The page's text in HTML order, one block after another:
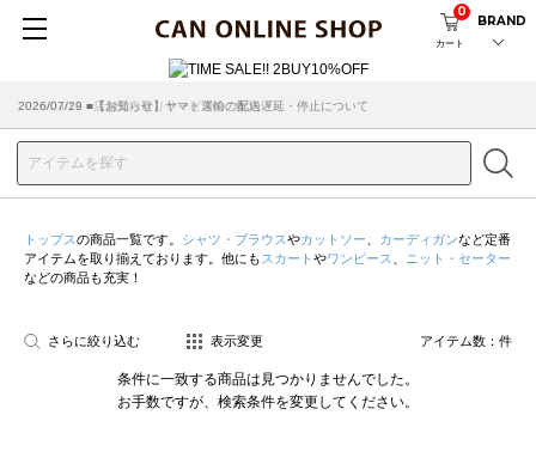
カート
0
BRAND
2026/07/29 ■【お知らせ】ヤマト運輸の配送遅延・停止について
2026/03/18 ■店舗受け取りサービスのご案内
トップスの商品一覧です。 シャツ・ブラウスやカットソー カーディガンなど定番
アイテムを取り揃えております。他にも スカート やワンピース
ニット・セーター
などの商品も充実！
さらに絞り込む 表示変更 アイテム数： 件
条件に一致する商品は見つかりませんでした。
お手数ですが、検索条件を変更してください。